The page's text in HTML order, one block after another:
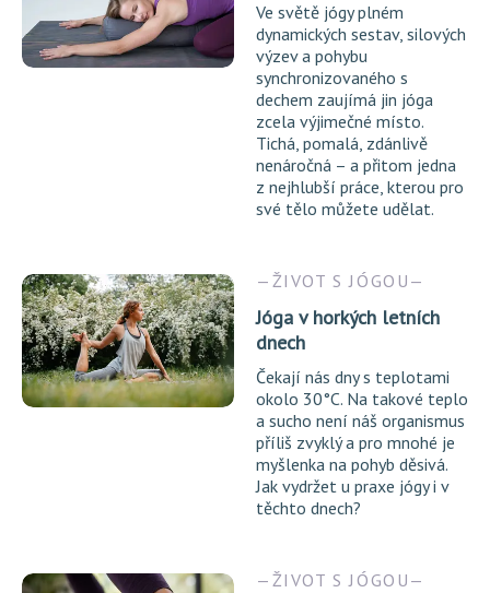
Ve světě jógy plném
dynamických sestav, silových
výzev a pohybu
synchronizovaného s
dechem zaujímá jin jóga
zcela výjimečné místo.
Tichá, pomalá, zdánlivě
nenáročná – a přitom jedna
z nejhlubší práce, kterou pro
své tělo můžete udělat.
ŽIVOT S JÓGOU
Jóga v horkých letních
dnech
Čekají nás dny s teplotami
okolo 30°C. Na takové teplo
a sucho není náš organismus
příliš zvyklý a pro mnohé je
myšlenka na pohyb děsivá.
Jak vydržet u praxe jógy i v
těchto dnech?
ŽIVOT S JÓGOU